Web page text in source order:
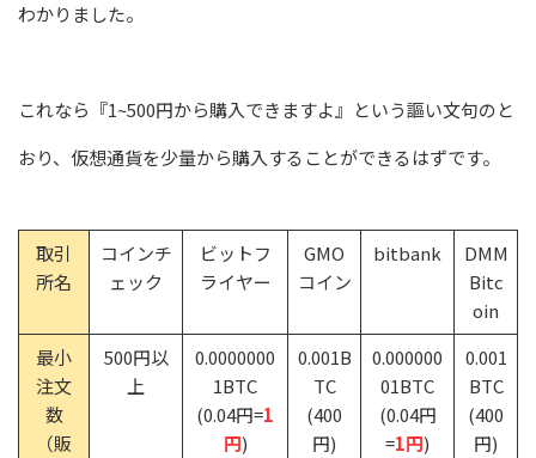
わかりました。
これなら『1~500円から購入できますよ』という謳い文句のと
おり、仮想通貨を少量から購入することができるはずです。
取引
所名
コインチ
ェック
ビットフ
ライヤー
GMO
コイン
bitbank
DMM
Bitc
oin
最小
注文
数
（販
500円以
上
0.0000000
1BTC
(0.04円=1
円)
0.001B
TC
(400
円)
0.000000
01BTC
(0.04円
=1円)
0.001
BTC
(400
円)